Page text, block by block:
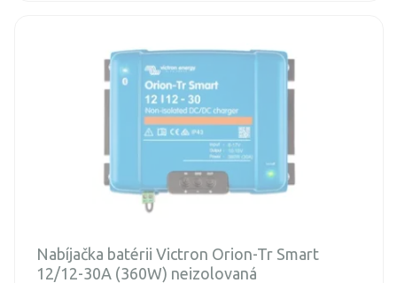
Nabíjačka batérii Victron Orion-Tr Smart
12/12-30A (360W) neizolovaná